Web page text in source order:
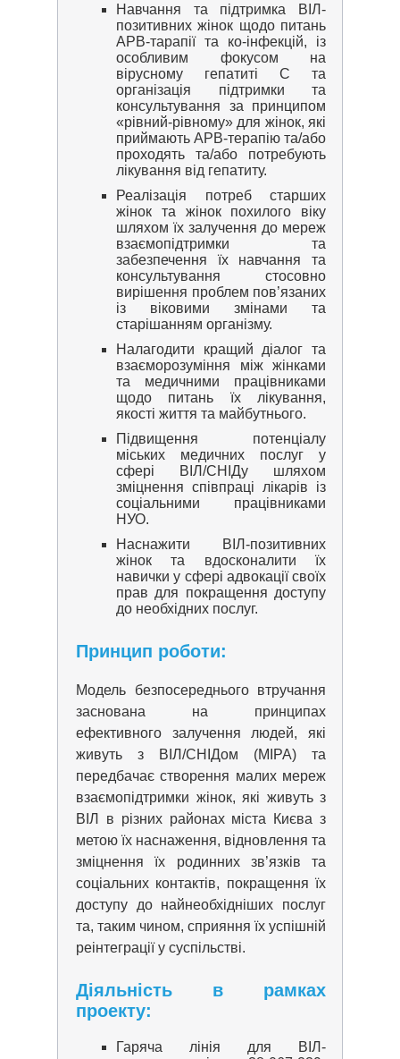
Навчання та підтримка ВІЛ-
позитивних жінок щодо питань
АРВ-тарапії та ко-інфекцій, із
особливим фокусом на
вірусному гепатиті С та
організація підтримки та
консультування за принципом
«рівний-рівному» для жінок, які
приймають АРВ-терапію та/або
проходять та/або потребують
лікування від гепатиту.
Реалізація потреб старших
жінок та жінок похилого віку
шляхом їх залучення до мереж
взаємопідтримки та
забезпечення їх навчання та
консультування стосовно
вирішення проблем пов’язаних
із віковими змінами та
старішанням організму.
Налагодити кращий діалог та
взаєморозуміння між жінками
та медичними працівниками
щодо питань їх лікування,
якості життя та майбутнього.
Підвищення потенціалу
міських медичних послуг у
сфері ВІЛ/СНІДу шляхом
зміцнення співпраці лікарів із
соціальними працівниками
НУО.
Наснажити ВІЛ-позитивних
жінок та вдосконалити їх
навички у сфері адвокації своїх
прав для покращення доступу
до необхідних послуг.
Принцип роботи:
Модель безпосереднього втручання
заснована на принципах
ефективного залучення людей, які
живуть з ВІЛ/СНІДом (MIPA) та
передбачає створення малих мереж
взаємопідтримки жінок, які живуть з
ВІЛ в різних районах міста Києва з
метою їх наснаження, відновлення та
зміцнення їх родинних зв’язків та
соціальних контактів, покращення їх
доступу до найнеобхідніших послуг
та, таким чином, сприяння їх успішній
реінтеграції у суспільстві.
Діяльність в рамках
проекту:
Гаряча лінія для ВІЛ-